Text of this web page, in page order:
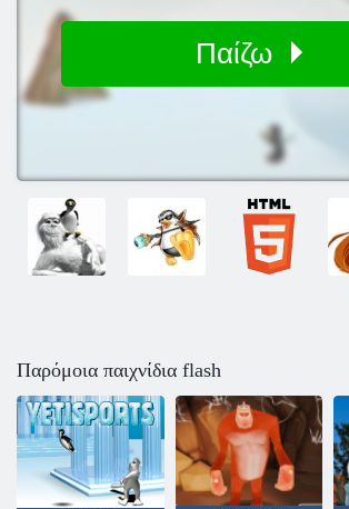
Παίζω
Παρόμοια παιχνίδια flash